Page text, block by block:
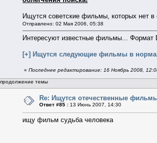
Ищутся советские фильмы, которых нет в
Отправлено: 02 Мая 2006, 05:38
Интересуют известные фильмы... Формат
[+] Ищутся следующие фильмы в
« Последнее редактирование: 16 Ноябрь 2008,
темы
Re: Ищутся отечественные
Ответ #85 : 13 Июнь 2007, 14:30
ищу фильм судьба человека